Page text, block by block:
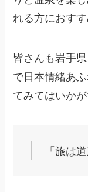
れる方におす
皆さんも岩手
で日本情緒あ
てみてはいか
「旅は